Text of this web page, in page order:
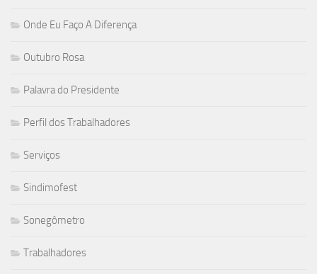
Onde Eu Faço A Diferença
Outubro Rosa
Palavra do Presidente
Perfil dos Trabalhadores
Serviços
Sindimofest
Sonegômetro
Trabalhadores